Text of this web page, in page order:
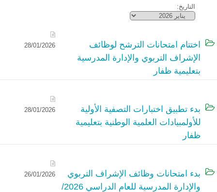
التاريخ:
‏اختتام امتحانات الترشح لوظائف
الإشراف التربوي والإدارة المدرسية
بتعليمية ظفار
28/01/2026
‏بدء تطبيق اختبارات التصفية الأولية
للأولمبيادات العلمية الوطنية بتعليمية
ظفار
28/01/2026
بدء امتحانات وظائف الإشراف التربوي
والإدارة المدرسية للعام الدراسي 2026/
26/01/2026